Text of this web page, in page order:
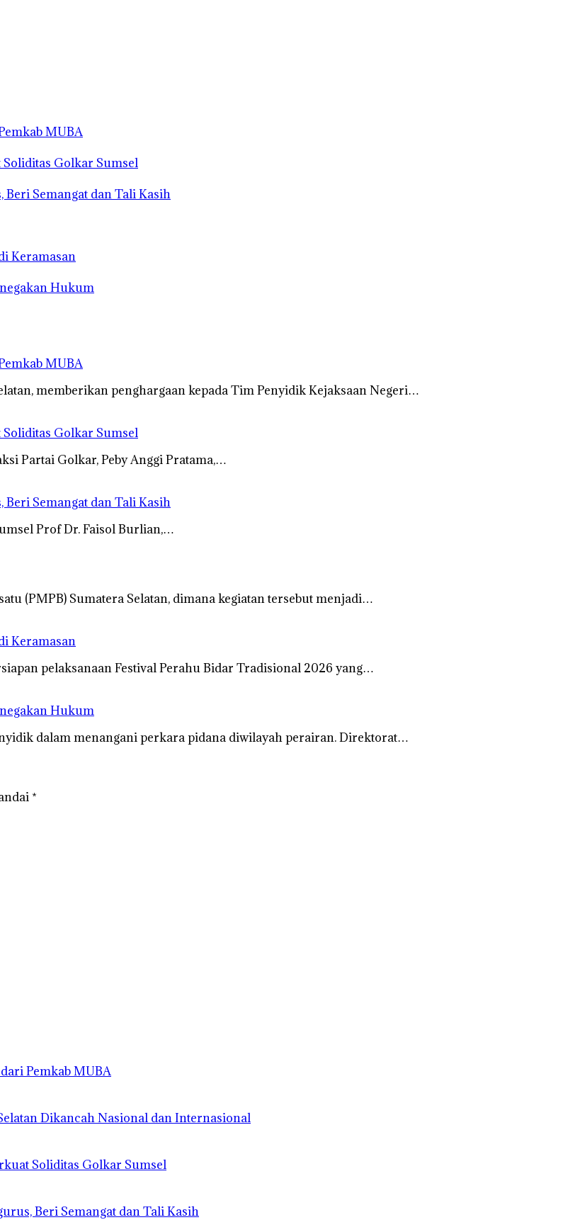
MUBA
Golkar Sumsel
Semangat dan Tali Kasih
Keramasan
Hukum
MUBA
memberikan penghargaan kepada Tim Penyidik Kejaksaan Negeri…
Golkar Sumsel
Partai Golkar, Peby Anggi Pratama,…
Semangat dan Tali Kasih
Prof Dr. Faisol Burlian,…
(PMPB) Sumatera Selatan, dimana kegiatan tersebut menjadi…
Keramasan
pelaksanaan Festival Perahu Bidar Tradisional 2026 yang…
Hukum
dalam menangani perkara pidana diwilayah perairan. Direktorat…
*
Pemkab MUBA
Dikancah Nasional dan Internasional
Soliditas Golkar Sumsel
Beri Semangat dan Tali Kasih